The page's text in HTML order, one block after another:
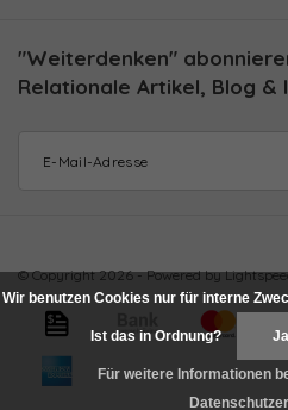
"Weiterdenken"
Relationale Artikel, Blog &
© Copyright 2026 - Powered by
Wir benutzen Cookies nur für interne
Ist das in Ordnung? Ja
Für weitere Informationen